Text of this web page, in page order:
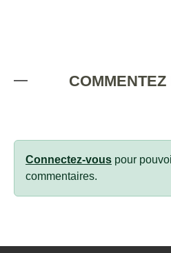
Connectez-vous pour
commentaires.